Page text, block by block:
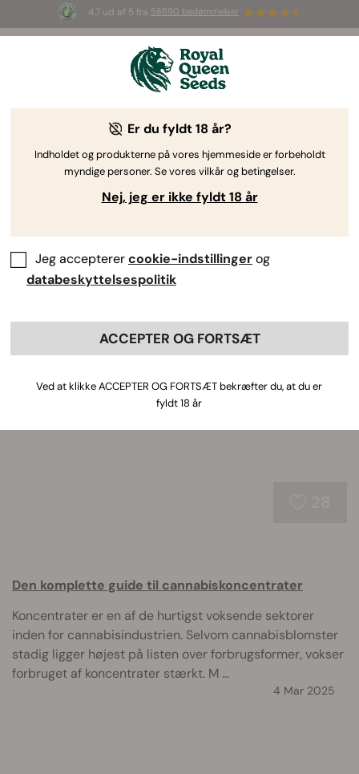
4.7 ud af 5 fra 58690 bedømmelser
3 White Widow Auto frøGRATIS til de
The RQS Blog
Spiselige cannabisprodukter tilbyder en helt anden
oplevelse, og der er også visse ulemper ved rygning af
minimere eventuelle problemer og forbedre dine
oplevelser. Dyk ned i vores blogs for at lære om
cannabisvirkninger, ansvarlig dosering og indtagelse, så
du kan nyde det på en mere sikker måde.
Den komplette guide til cannabiskoncentrater
Koncentrater er en af de hurtigst voksende sektorer
inden for cannabisindustrien. Selvom cannabisblomster
stadig ligger højest på listen over forbrugsformer, vokser
forbruget af koncentrater stærkt. M ...
4 Mar 2025
Er du fyldt 18 år?
Indholdet og produkterne på vores hjemmeside er forbeholdt
myndige personer. Se vores vilkår og betingelser.
Nej, jeg er ikke fyldt 18 år
Jeg accepterercookie-indstillingerog
databeskyttelsespolitik
ACCEPTER OG FORTSÆT
Ved at klikke ACCEPTER OG FORTSÆT bekræfter du, at du er
fyldt 18 år